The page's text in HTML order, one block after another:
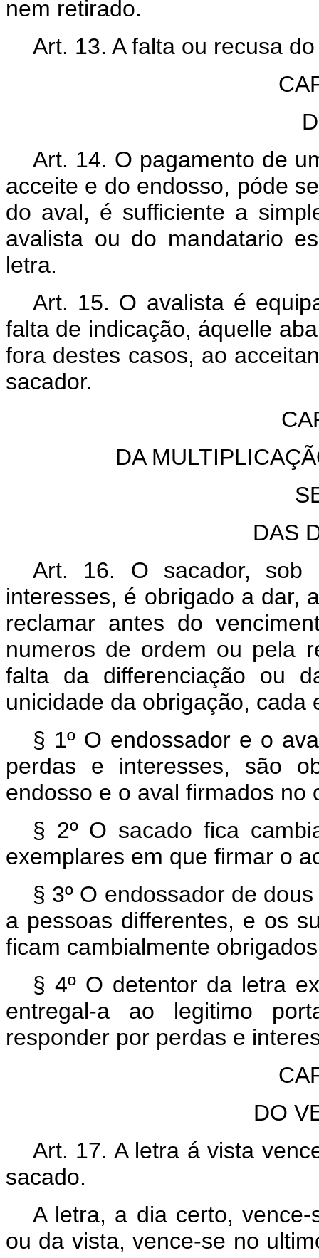
nem retirado.
Art. 13. A falta ou recusa
Art. 14. O pagamento de
acceite e do endosso, póde
do aval, é sufficiente a
avalista ou do mandatario
letra.
Art. 15. O avalista é
falta de indicação, áquelle
fora destes casos, ao
sacador.
DA
DAS
Art. 16. O sacador, sob
interesses, é obrigado a dar,
reclamar antes do
numeros de ordem ou pela
falta da differenciação ou
unicidade da obrigação, cada
§ 1º O endossador e o
perdas e interesses, são
endosso e o aval firmados no
§ 2º O sacado fica
exemplares em que firmar o
§ 3º O endossador de
a pessoas differentes, e os
ficam cambialmente
§ 4º O detentor da letra
entregal-a ao legitimo
responder por perdas e
DO
Art. 17. A letra á vista
sacado.
A letra, a dia certo,
ou da vista, vence-se no